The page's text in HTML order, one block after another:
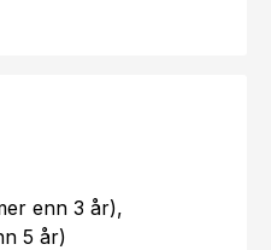
enn 3 år),
5 år)